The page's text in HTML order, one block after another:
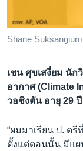
Shane Suksangium
เชน ศุขเสงี่ยม นั
อากาศ (Climate
วอชิงตัน อายุ 29 ปี
“ผมมาเรียน ป. ต
ตั้งแต่ตอนนั้น มีแผ